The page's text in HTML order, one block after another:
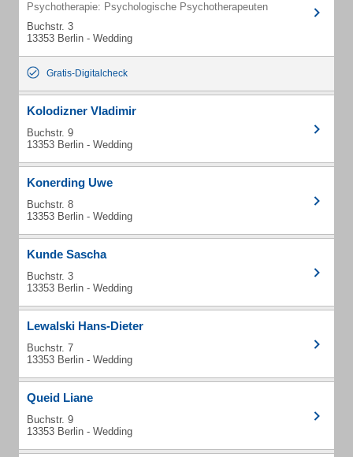
Psychotherapie: Psychologische Psychotherapeuten
Buchstr. 3
13353 Berlin - Wedding
Gratis-Digitalcheck
Kolodizner Vladimir
Buchstr. 9
13353 Berlin - Wedding
Konerding Uwe
Buchstr. 8
13353 Berlin - Wedding
Kunde Sascha
Buchstr. 3
13353 Berlin - Wedding
Lewalski Hans-Dieter
Buchstr. 7
13353 Berlin - Wedding
Queid Liane
Buchstr. 9
13353 Berlin - Wedding